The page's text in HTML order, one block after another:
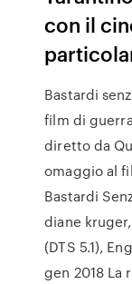
con il
Bastardi
film di
diretto da
omaggio al
Bastardi
diane
(DTS 5.1),
gen 2018 La